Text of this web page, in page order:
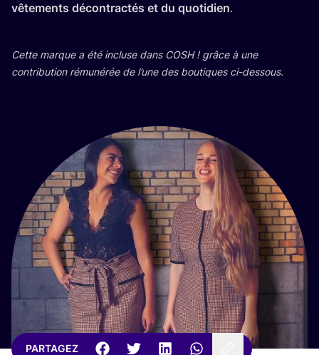
vête­ments décon­trac­tés et du quo­ti­dien.
Cette marque a été incluse dans COSH! grâce à une
contri­bu­tion rému­né­rée de l’une des bou­tiques ci-dessous.
PARTAGEZ